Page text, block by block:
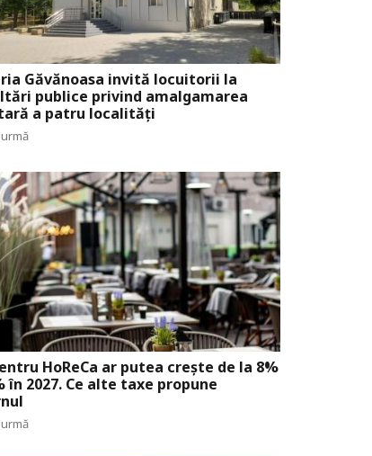
Găvănoasa invită locuitorii la
publice privind amalgamarea
a patru localități
HoReCa ar putea crește de la 8%
în 2027. Ce alte taxe propune